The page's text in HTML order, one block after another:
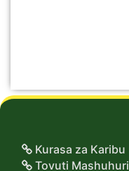
Kurasa za Karibu
Tovuti Mashuhuri